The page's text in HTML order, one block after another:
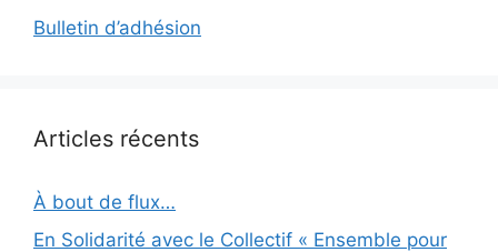
Bulletin d’adhésion
Articles récents
À bout de flux…
En Solidarité avec le Collectif « Ensemble pour